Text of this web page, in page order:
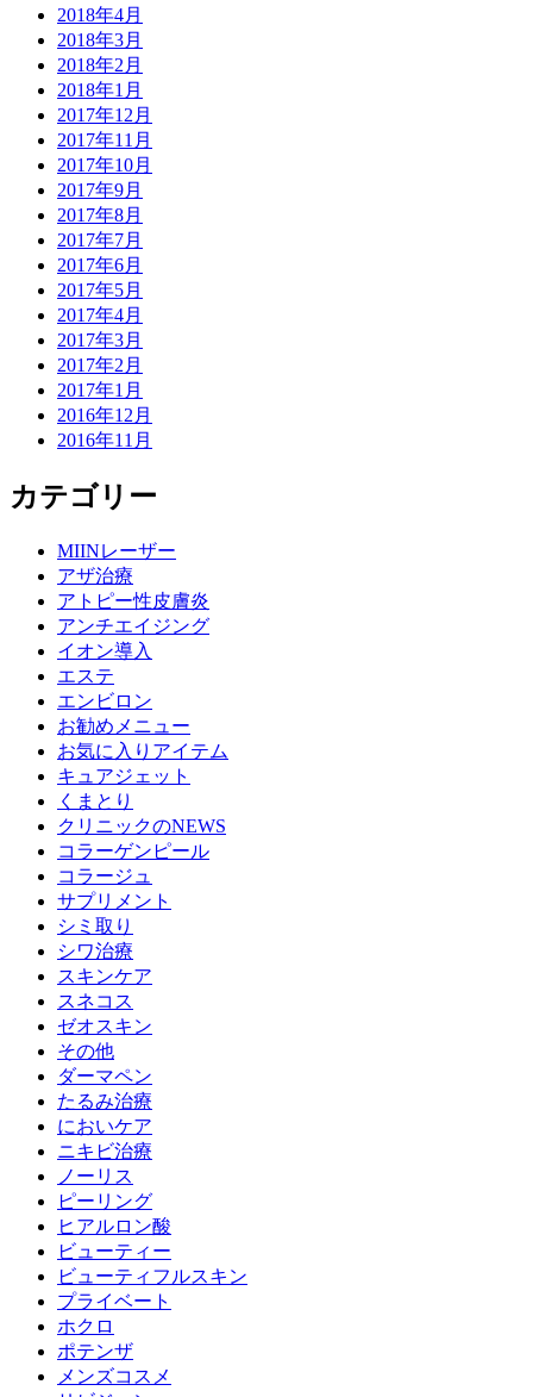
2018年4月
2018年3月
2018年2月
2018年1月
2017年12月
2017年11月
2017年10月
2017年9月
2017年8月
2017年7月
2017年6月
2017年5月
2017年4月
2017年3月
2017年2月
2017年1月
2016年12月
2016年11月
カテゴリー
MIINレーザー
アザ治療
アトピー性皮膚炎
アンチエイジング
イオン導入
エステ
エンビロン
お勧めメニュー
お気に入りアイテム
キュアジェット
くまとり
クリニックのNEWS
コラーゲンピール
コラージュ
サプリメント
シミ取り
シワ治療
スキンケア
スネコス
ゼオスキン
その他
ダーマペン
たるみ治療
においケア
ニキビ治療
ノーリス
ピーリング
ヒアルロン酸
ビューティー
ビューティフルスキン
プライベート
ホクロ
ポテンザ
メンズコスメ